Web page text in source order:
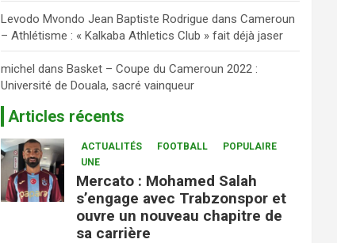
Levodo Mvondo Jean Baptiste Rodrigue dansCameroun
– Athlétisme : « Kalkaba Athletics Club » fait déjà jaser
michel dansBasket – Coupe du Cameroun 2022 :
Université de Douala, sacré vainqueur
Articles récents
ACTUALITÉS FOOTBALL
POPULAIRE
UNE
Mercato : Mohamed Salah
s’engage avec Trabzonspor et
ouvre un nouveau chapitre de
sa carrière